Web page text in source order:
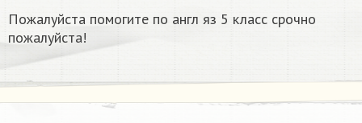
Пожалуйста помогите по англ яз 5 класс срочно
пожалуйста!